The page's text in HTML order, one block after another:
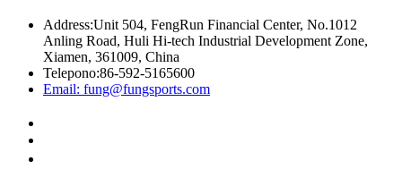
Address:Unit 504, FengRun Financial Center, No.1012
Anling Road, Huli Hi-tech Industrial Development Zone,
Xiamen, 361009, China
Telepono:86-592-5165600
Email: fung@fungsports.com